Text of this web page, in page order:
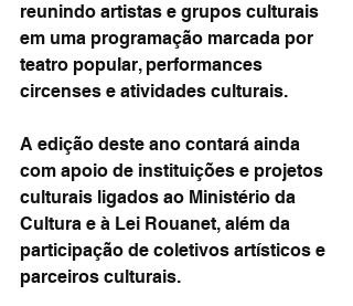
reunindo artistas e grupos culturais
em uma programação marcada por
teatro popular, performances
circenses e atividades culturais.
A edição deste ano contará ainda
com apoio de instituições e projetos
culturais ligados ao Ministério da
Cultura e à Lei Rouanet, além da
participação de coletivos artísticos e
parceiros culturais.